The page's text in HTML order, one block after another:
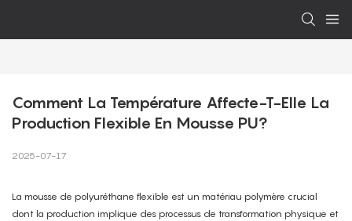
Comment La Température Affecte-T-Elle La
Production Flexible En Mousse PU?
2025-07-17
La mousse de polyuréthane flexible est un matériau polymère crucial
dont la production implique des processus de transformation physique et